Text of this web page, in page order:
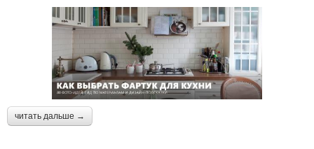
читать дальше →